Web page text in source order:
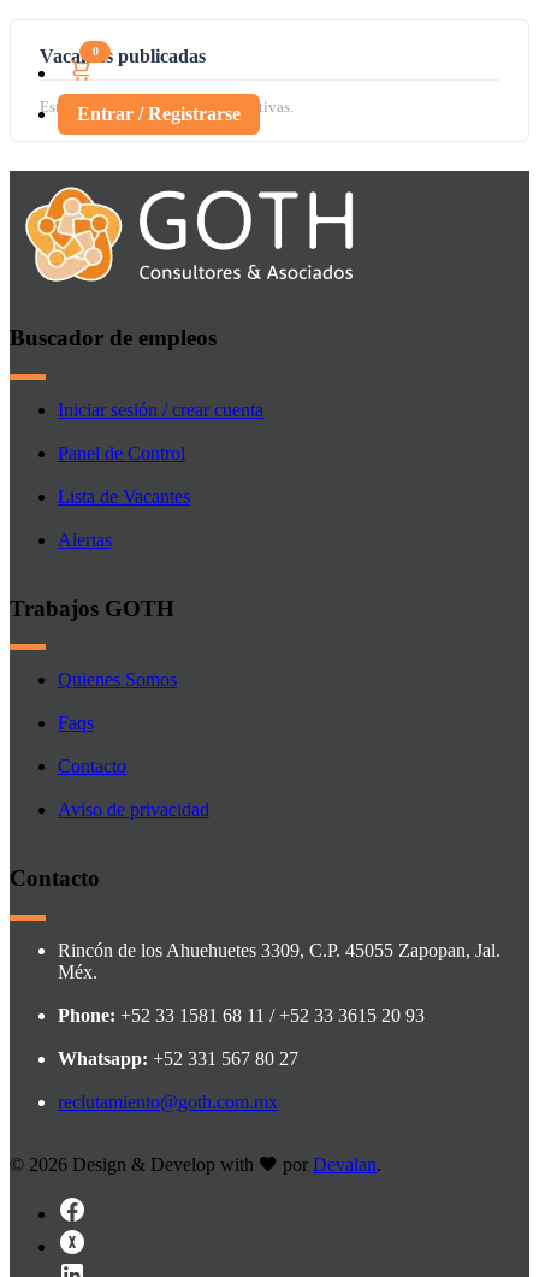
0
Entrar / Registrarse
Vacantes publicadas
Esta empresa no tiene vacantes activas.
Buscador de empleos
Iniciar sesión / crear cuenta
Panel de Control
Lista de Vacantes
Alertas
Trabajos GOTH
Quienes Somos
Faqs
Contacto
Aviso de privacidad
Contacto
Rincón de los Ahuehuetes 3309, C.P. 45055 Zapopan, Jal.
Méx.
Phone: +52 33 1581 68 11 / +52 33 3615 20 93
Whatsapp: +52 331 567 80 27
reclutamiento@goth.com.mx
© 2026 Design & Develop with por Devalan.